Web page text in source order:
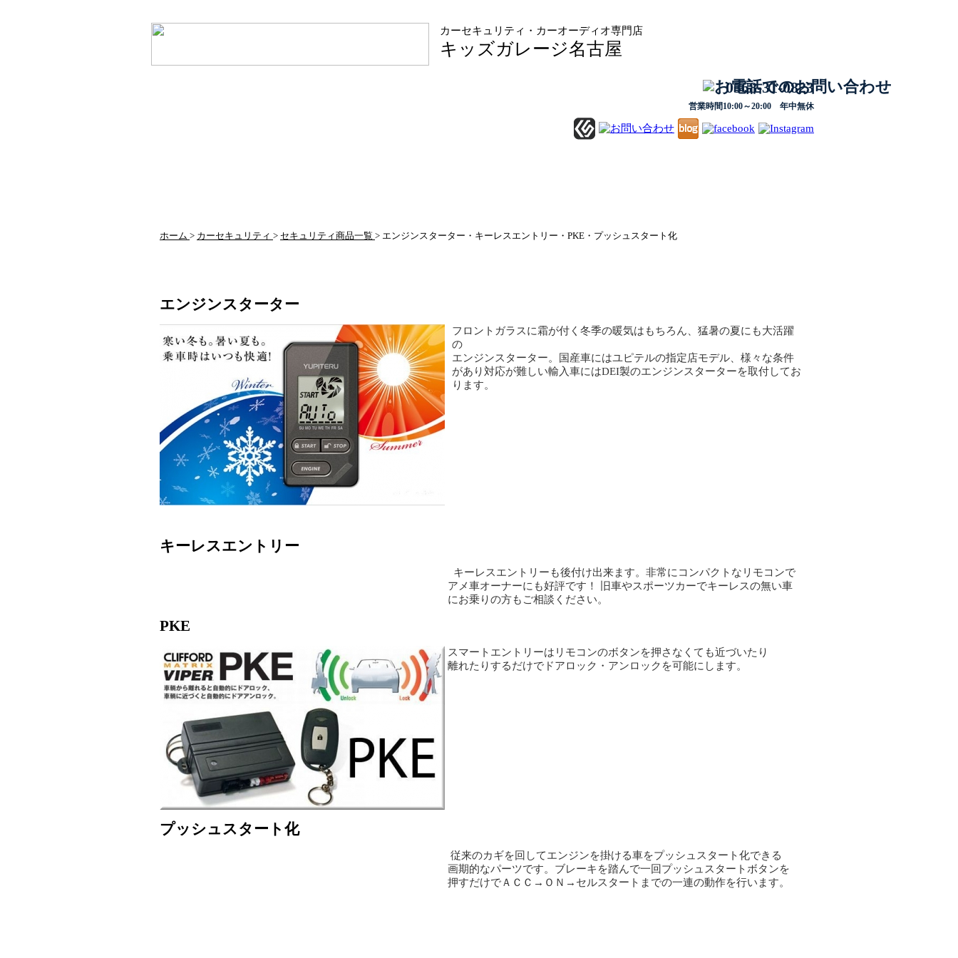
カーセキュリティ・カーオーディオ専門店
キッズガレージ名古屋
0568-31-0823
営業時間10:00～20:00 年中無休
ホーム > カーセキュリティ > セキュリティ商品一覧 > エンジンスターター・キーレスエントリー・PKE・プッシュスタート化
エンジンスターター
フロントガラスに霜が付く冬季の暖気はもちろん、猛暑の夏にも大活躍
の
エンジンスターター。国産車にはユピテルの指定店モデル、様々な条件
があり対応が難しい輸入車にはDEI製のエンジンスターターを取付してお
ります。
キーレスエントリー
キーレスエントリーも後付け出来ます。非常にコンパクトなリモコンで
アメ車オーナーにも好評です！ 旧車やスポーツカーでキーレスの無い車
にお乗りの方もご相談ください。
PKE
スマートエントリーはリモコンのボタンを押さなくても近づいたり
離れたりするだけでドアロック・アンロックを可能にします。
プッシュスタート化
従来のカギを回してエンジンを掛ける車をプッシュスタート化できる
画期的なパーツです。ブレーキを踏んで一回プッシュスタートボタンを
押すだけでＡＣＣ→ＯＮ→セルスタートまでの一連の動作を行います。